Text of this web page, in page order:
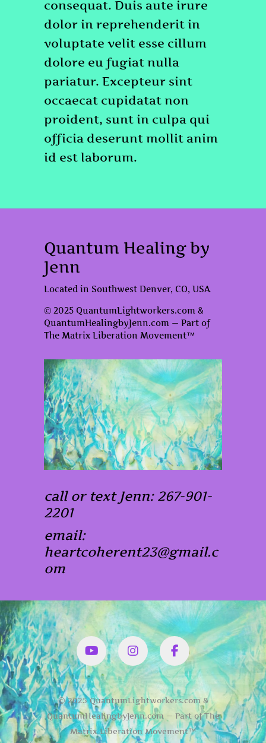
consequat. Duis aute irure
dolor in reprehenderit in
voluptate velit esse cillum
dolore eu fugiat nulla
pariatur. Excepteur sint
occaecat cupidatat non
proident, sunt in culpa qui
officia deserunt mollit anim
id est laborum.
Quantum Healing by
Jenn
Located in Southwest Denver, CO, USA
© 2025 QuantumLightworkers.com &
QuantumHealingbyJenn.com — Part of
The Matrix Liberation Movement™
call or text Jenn: 267-901-
2201
email:
heartcoherent23@gmail.c
om
YouTubeInstagram
Facbook
© 2025 QuantumLightworkers.com &
QuantumHealingbyJenn.com — Part of The
Matrix Liberation Movement™